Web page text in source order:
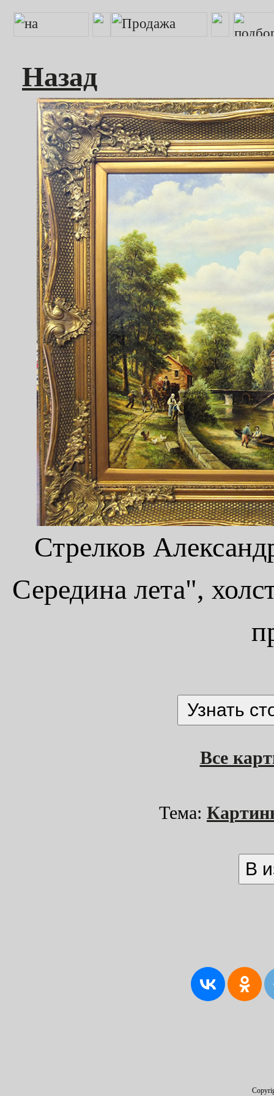
Назад
Стрелков
Середина лета",
Все
Тема: